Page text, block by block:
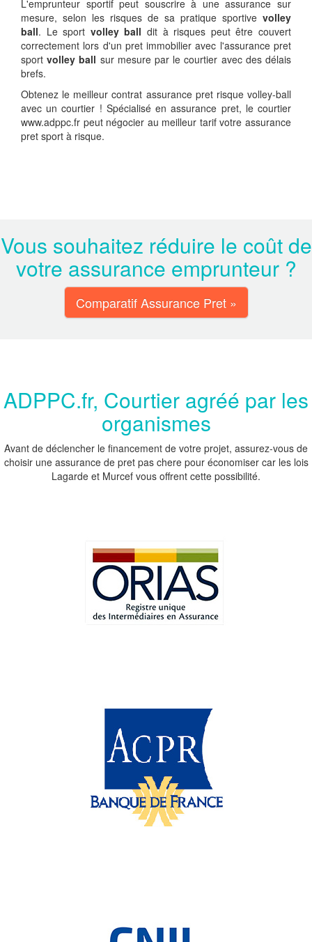
L'emprunteur sportif peut souscrire à une assurance sur
mesure, selon les risques de sa pratique sportive volley
ball. Le sport volley ball dit à risques peut être couvert
correctement lors d'un pret immobilier avec l'assurance pret
sportvolley ball sur mesure par le courtier avec des délais
brefs.
Obtenez le meilleur contrat assurance pret risque volley-ball
avec un courtier ! Spécialisé en assurance pret, le courtier
www.adppc.fr peut négocier au meilleur tarif votre assurance
pret sport à risque.
Vous souhaitez réduire le coût de
votre assurance emprunteur ?
Comparatif Assurance Pret »
ADPPC.fr, Courtier agréé par les
organismes
Avant de déclencher le financement de votre projet, assurez-vous de
choisir une assurance de pret pas chere pour économiser car les lois
Lagarde et Murcef vous offrent cette possibilité.